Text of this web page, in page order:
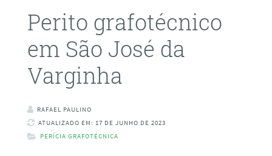
Perito grafotécnico
em São José da
Varginha
RAFAEL PAULINO
ATUALIZADO EM: 17 DE JUNHO DE 2023
PERÍCIA GRAFOTÉCNICA